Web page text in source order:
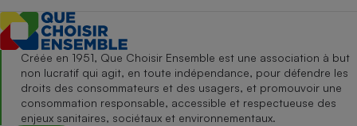
Créée en 1951, Que Choisir Ensemble est une association à but
non lucratif qui agit, en toute indépendance, pour défendre les
droits des consommateurs et des usagers, et promouvoir une
consommation responsable, accessible et respectueuse des
enjeux sanitaires, sociétaux et environnementaux.